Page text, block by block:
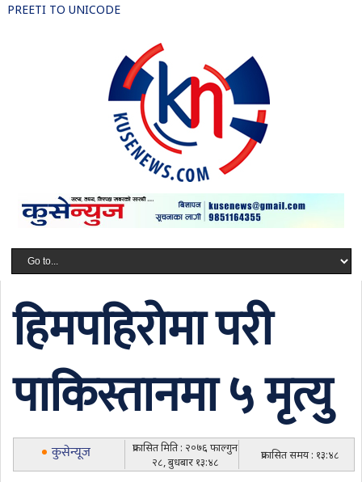
PREETI TO UNICODE
हिमपहिरोमा परी
पाकिस्तानमा ५ मृत्यु
कुसेन्यूज
प्रकासित मिति : २०७६ फाल्गुन
२८, बुधबार १३:४८
प्रकासित समय : १३:४८